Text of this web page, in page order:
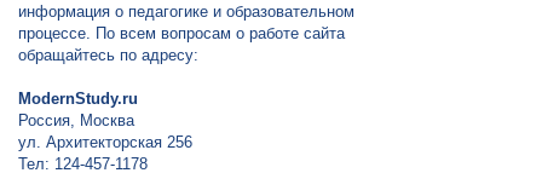
информация о педагогике и образовательном
процессе. По всем вопросам о работе сайта
обращайтесь по адресу:
ModernStudy.ru
Россия, Москва
ул. Архитекторская 256
Тел: 124-457-1178